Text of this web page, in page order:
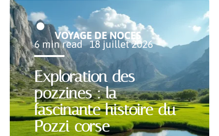
Exploration des
pozzines : la
fascinante histoire du
Pozzi corse
VOYAGE DE NOCES
6 min read 18 juillet 2026